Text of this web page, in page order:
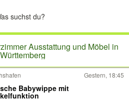
Ausstattung und Möbel in
Gestern, 18:45
Babywippe mit